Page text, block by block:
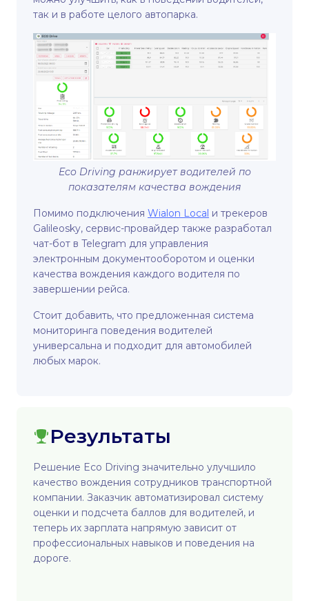
так и в работе целого автопарка.
Eco Driving ранжирует водителей по
показателям качества вождения
Помимо подключения Wialon Local и трекеров
Galileosky, сервис-провайдер также разработал
чат-бот в Telegram для управления
электронным документооборотом и оценки
качества вождения каждого водителя по
завершении рейса.
Стоит добавить, что предложенная система
мониторинга поведения водителей
универсальна и подходит для автомобилей
любых марок.
Результаты
Решение Eco Driving значительно улучшило
качество вождения сотрудников транспортной
компании. Заказчик автоматизировал систему
оценки и подсчета баллов для водителей, и
теперь их зарплата напрямую зависит от
профессиональных навыков и поведения на
дороге.